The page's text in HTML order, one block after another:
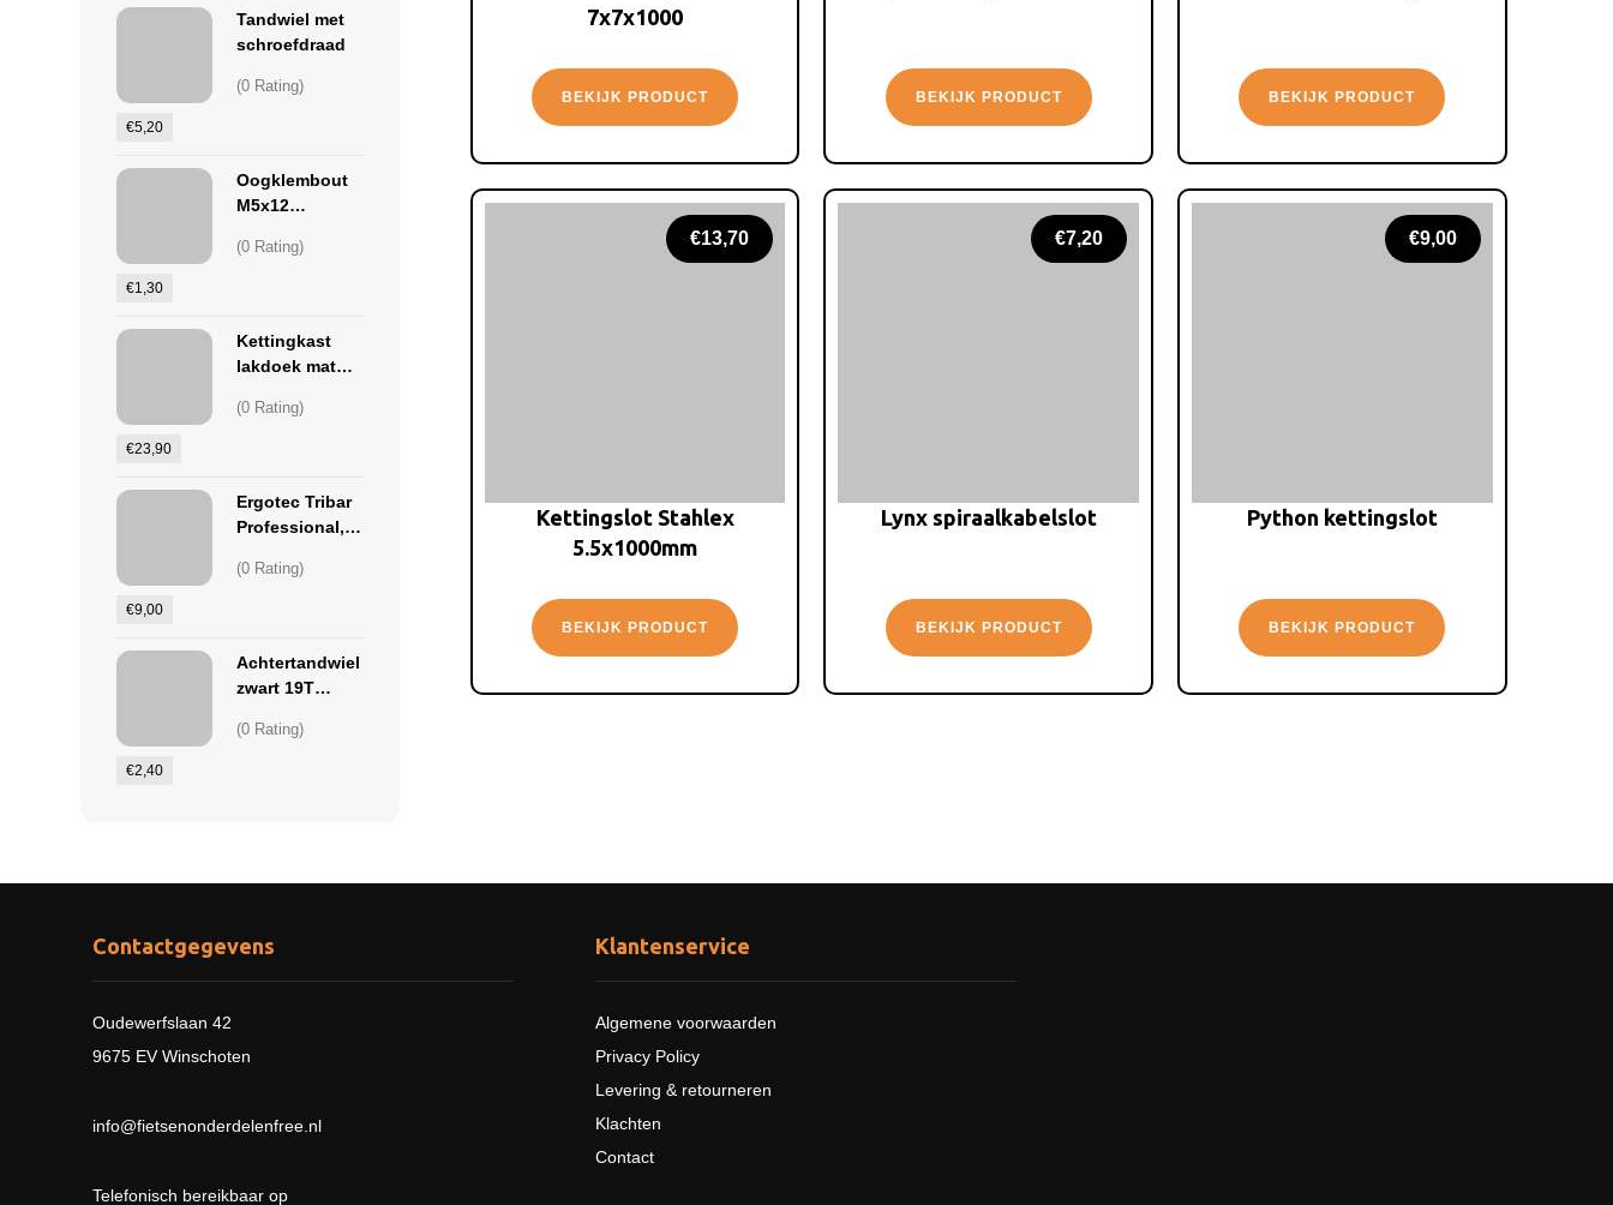
7x7x1000
BEKIJK PRODUCT BEKIJK PRODUCT BEKIJK PRODUCT
Kettingslot Stahlex
5.5x1000mm
€13,70
BEKIJK PRODUCT
Lynx spiraalkabelslot
€7,20
BEKIJK PRODUCT
Python kettingslot
€9,00
BEKIJK PRODUCT
Tandwiel met
schroefdraad
(0 Rating)
€5,20
Oogklembout
M5x12
(0 Rating)
€1,30
Kettingkast
lakdoek mat
(0 Rating)
€23,90
Ergotec Tribar
Professional,
pads/kussentje
(0 Rating)
€9,00
Achtertandwiel
zwart 19T
doorgezet
(0 Rating)
€2,40
Contactgegevens
Oudewerfslaan 42
9675 EV Winschoten
info@fietsenonderdelenfree.nl
Telefonisch bereikbaar op
Klantenservice
Algemene voorwaarden
Privacy Policy
Levering & retourneren
Klachten
Contact